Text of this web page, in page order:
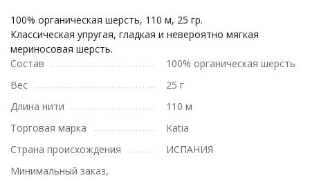
100% органическая шерсть, 110 м, 25 гр.
Классическая упругая, гладкая и невероятно мягкая
мериносовая шерсть.
Состав
100% органическая шерсть
Вес
25 г
Длина нити
110 м
Торговая марка
Katia
Страна происхождения
ИСПАНИЯ
Минимальный заказ,